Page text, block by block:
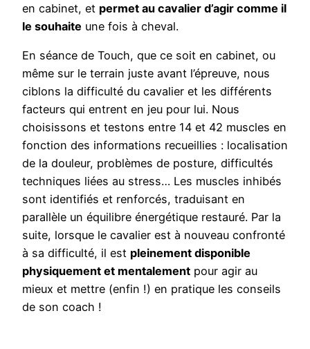
en cabinet, et permet au cavalier d’agir comme il
le souhaite une fois à cheval.
En séance de Touch, que ce soit en cabinet, ou
même sur le terrain juste avant l’épreuve, nous
ciblons la difficulté du cavalier et les différents
facteurs qui entrent en jeu pour lui. Nous
choisissons et testons entre 14 et 42 muscles en
fonction des informations recueillies : localisation
de la douleur, problèmes de posture, difficultés
techniques liées au stress… Les muscles inhibés
sont identifiés et renforcés, traduisant en
parallèle un équilibre énergétique restauré. Par la
suite, lorsque le cavalier est à nouveau confronté
à sa difficulté, il est pleinement disponible
physiquement et mentalement pour agir au
mieux et mettre (enfin !) en pratique les conseils
de son coach !